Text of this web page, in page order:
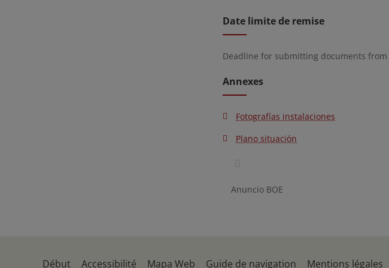
Date limite de remise
Deadline for submitting documents from
Annexes
Fotografías instalaciones
Plano situación
Anuncio BOE
Début Accessibilité Mapa Web Guide de navigation Mentions légales